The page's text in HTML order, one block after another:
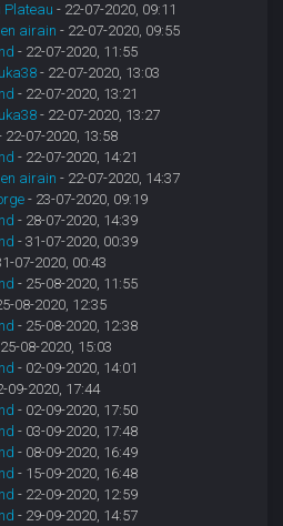
Plateau - 22-07-2020, 09:11
en airain - 22-07-2020, 09:55
- 22-07-2020, 11:55
- 22-07-2020, 13:03
- 22-07-2020, 13:21
- 22-07-2020, 13:27
22-07-2020, 13:58
- 22-07-2020, 14:21
en airain - 22-07-2020, 14:37
- 23-07-2020, 09:19
- 28-07-2020, 14:39
- 31-07-2020, 00:39
07-2020, 00:43
- 25-08-2020, 11:55
08-2020, 12:35
- 25-08-2020, 12:38
08-2020, 15:03
- 02-09-2020, 14:01
09-2020, 17:44
- 02-09-2020, 17:50
- 03-09-2020, 17:48
- 08-09-2020, 16:49
- 15-09-2020, 16:48
- 22-09-2020, 12:59
- 29-09-2020, 14:57